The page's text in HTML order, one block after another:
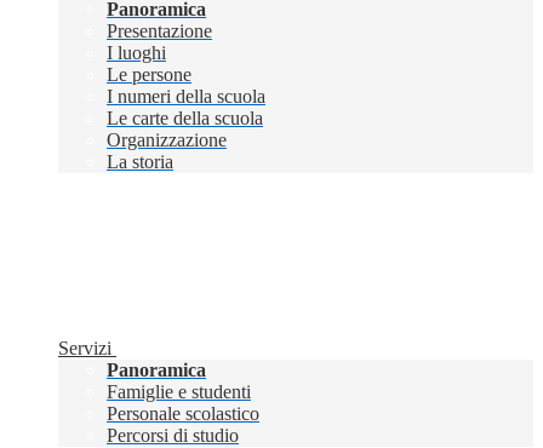
Panoramica
Presentazione
I luoghi
Le persone
I numeri della scuola
Le carte della scuola
Organizzazione
La storia
Servizi
Panoramica
Famiglie e studenti
Personale scolastico
Percorsi di studio